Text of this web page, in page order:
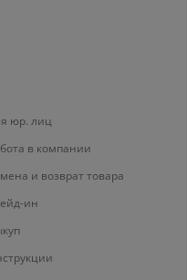
юр. лиц
в компании
и возврат товара
ин